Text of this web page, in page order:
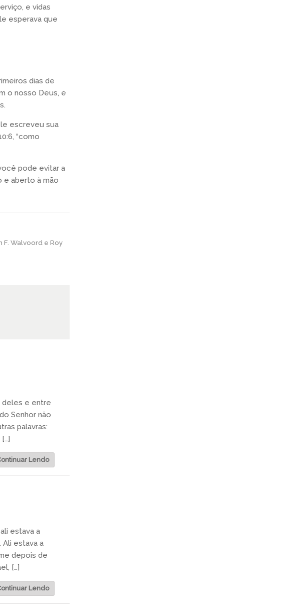
e vidas
esperava que
dias de
o nosso Deus, e
escreveu sua
“como
pode evitar a
e aberto à mão
F. Walvoord e Roy
deles e entre
Senhor não
palavras:
Lendo
estava a
Ali estava a
depois de
[…]
Lendo